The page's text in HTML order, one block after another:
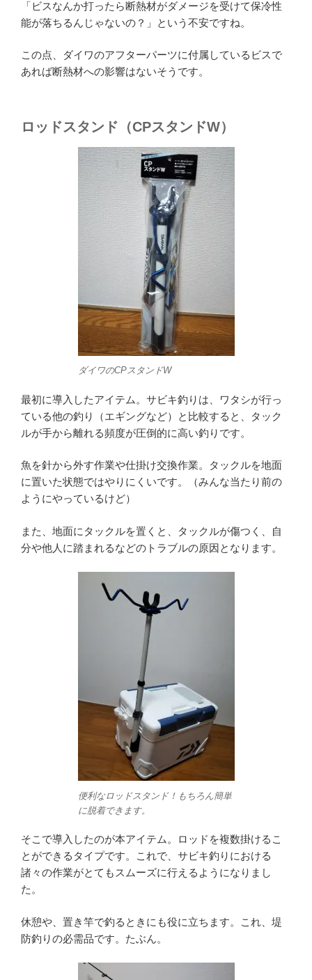
「ビスなんか打ったら断熱材がダメージを受けて保冷性
能が落ちるんじゃないの？」という不安ですね。
この点、ダイワのアフターパーツに付属しているビスで
あれば断熱材への影響はないそうです。
ロッドスタンド（CPスタンドW）
ダイワのCPスタンドW
最初に導入したアイテム。サビキ釣りは、ワタシが行っ
ている他の釣り（エギングなど）と比較すると、タック
ルが手から離れる頻度が圧倒的に高い釣りです。
魚を針から外す作業や仕掛け交換作業。タックルを地面
に置いた状態ではやりにくいです。（みんな当たり前の
ようにやっているけど）
また、地面にタックルを置くと、タックルが傷つく、自
分や他人に踏まれるなどのトラブルの原因となります。
便利なロッドスタンド！もちろん簡単
に脱着できます。
そこで導入したのが本アイテム。ロッドを複数掛けるこ
とができるタイプです。これで、サビキ釣りにおける
諸々の作業がとてもスムーズに行えるようになりまし
た。
休憩や、置き竿で釣るときにも役に立ちます。これ、堤
防釣りの必需品です。たぶん。